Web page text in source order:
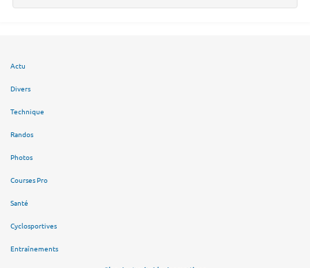
Actu
Divers
Technique
Randos
Photos
Courses Pro
Santé
Cyclosportives
Entraînements